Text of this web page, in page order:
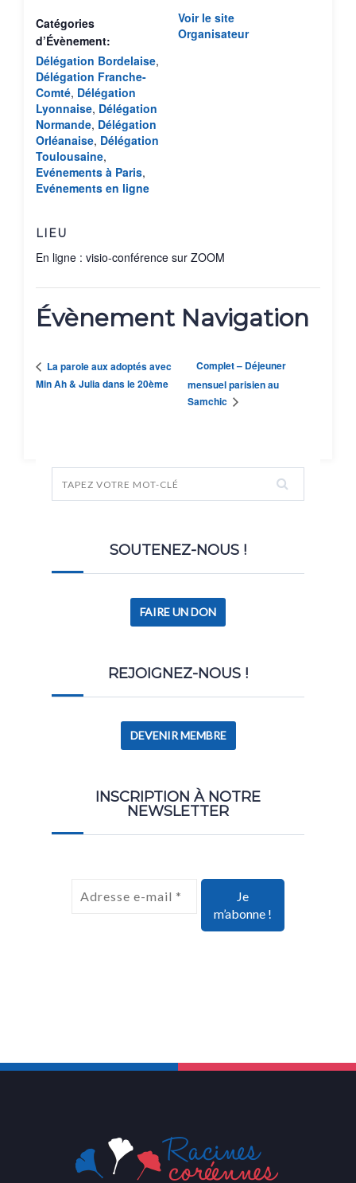
Catégories
d’Évènement:
Délégation Bordelaise,
Délégation Franche-
Comté, Délégation
Lyonnaise, Délégation
Normande, Délégation
Orléanaise, Délégation
Toulousaine,
Evénements à Paris,
Evénements en ligne
LIEU
En ligne : visio-conférence sur ZOOM
Voir le site
Organisateur
Évènement Navigation
La parole aux adoptés avec
Min Ah & Julia dans le 20ème
Complet – Déjeuner
mensuel parisien au
Samchic
SOUTENEZ-NOUS !
FAIRE UN DON
REJOIGNEZ-NOUS !
DEVENIR MEMBRE
INSCRIPTION À NOTRE
NEWSLETTER